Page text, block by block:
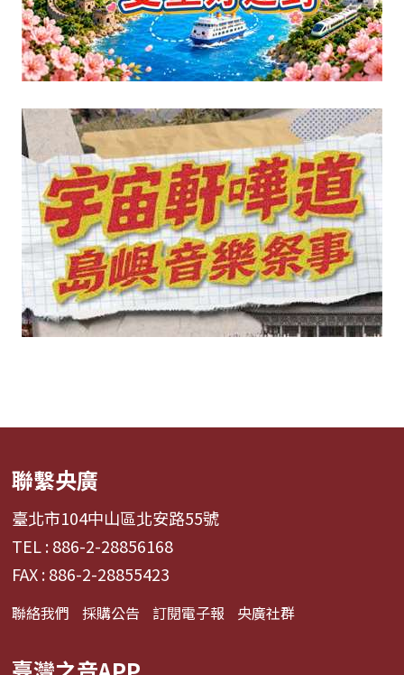
聯繫央廣
臺北市104中山區北安路55號
TEL : 886-2-28856168
FAX : 886-2-28855423
聯絡我們 採購公告 訂閱電子報 央廣社群